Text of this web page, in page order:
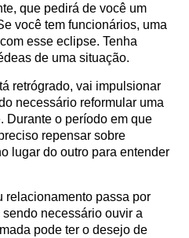
que pedirá de você um
você tem funcionários, uma
esse eclipse. Tenha
de uma situação.
retrógrado, vai impulsionar
necessário reformular uma
Durante o período em que
repensar sobre
lugar do outro para entender
relacionamento passa por
necessário ouvir a
pode ter o desejo de